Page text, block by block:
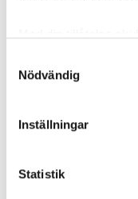
som kan ha en
Ta reda på mer om
Du kan ändra eller
Nödvändig
Inställningar
Statistik
bransch att få